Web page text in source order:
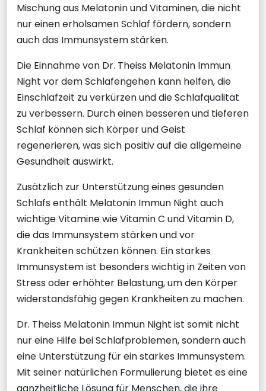
Mischung aus Melatonin und Vitaminen, die nicht
nur einen erholsamen Schlaf fördern, sondern
auch das Immunsystem stärken.
Die Einnahme von Dr. Theiss Melatonin Immun
Night vor dem Schlafengehen kann helfen, die
Einschlafzeit zu verkürzen und die Schlafqualität
zu verbessern. Durch einen besseren und tieferen
Schlaf können sich Körper und Geist
regenerieren, was sich positiv auf die allgemeine
Gesundheit auswirkt.
Zusätzlich zur Unterstützung eines gesunden
Schlafs enthält Melatonin Immun Night auch
wichtige Vitamine wie Vitamin C und Vitamin D,
die das Immunsystem stärken und vor
Krankheiten schützen können. Ein starkes
Immunsystem ist besonders wichtig in Zeiten von
Stress oder erhöhter Belastung, um den Körper
widerstandsfähig gegen Krankheiten zu machen.
Dr. Theiss Melatonin Immun Night ist somit nicht
nur eine Hilfe bei Schlafproblemen, sondern auch
eine Unterstützung für ein starkes Immunsystem.
Mit seiner natürlichen Formulierung bietet es eine